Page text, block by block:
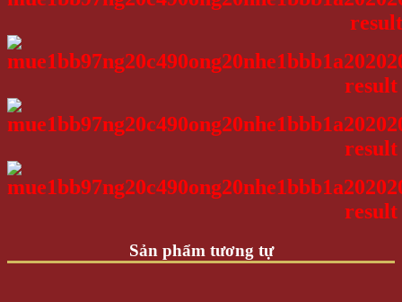
Sản phẩm tương tự